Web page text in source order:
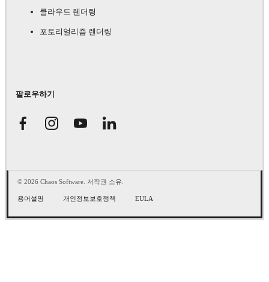
클라우드 렌더링
포토리얼리즘 렌더링
팔로우하기
© 2026 Chaos Software. 저작권 소유.
용어설명 개인정보보호정책 EULA